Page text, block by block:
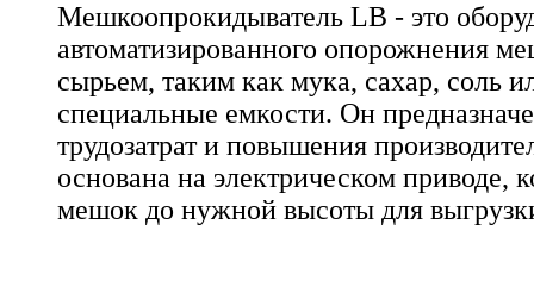
Мешкоопрокидыватель LB - это
автоматизированного опорожнения
сырьем, таким как мука, сахар, соль
специальные емкости. Он
трудозатрат и повышения
основана на электрическом приводе,
мешок до нужной высоты для